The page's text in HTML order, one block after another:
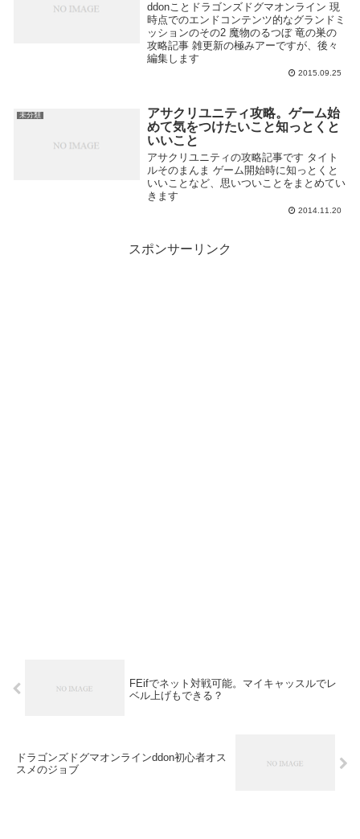
ddonことドラゴンズドグマオンライン 現
時点でのエンドコンテンツ的なグランドミ
ッションのその2 魔物のるつぼ 竜の巣の
攻略記事 雑更新の極みアーですが、後々
編集します
2015.09.25
未分類
アサクリユニティ攻略。ゲーム始
めて気をつけたいこと知っとくと
いいこと
アサクリユニティの攻略記事です タイト
ルそのまんま ゲーム開始時に知っとくと
いいことなど、思いついことをまとめてい
きます
2014.11.20
スポンサーリンク
FEifでネット対戦可能。マイキャッスルでレ
ベル上げもできる？
ドラゴンズドグマオンラインddon初心者オス
スメのジョブ